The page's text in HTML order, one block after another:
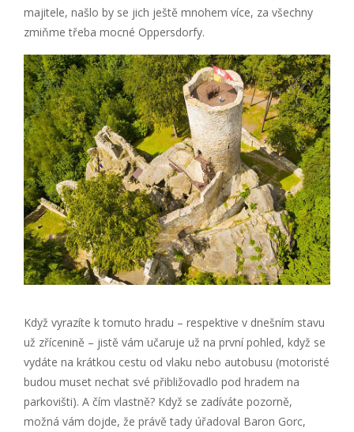
majitele, našlo by se jich ještě mnohem více, za všechny
zmiňme třeba mocné Oppersdorfy.
Když vyrazíte k tomuto hradu – respektive v dnešním stavu
už zřícenině – jistě vám učaruje už na první pohled, když se
vydáte na krátkou cestu od vlaku nebo autobusu (motoristé
budou muset nechat své přibližovadlo pod hradem na
parkovišti). A čím vlastně? Když se zadíváte pozorně,
možná vám dojde, že právě tady úřadoval Baron Gorc,